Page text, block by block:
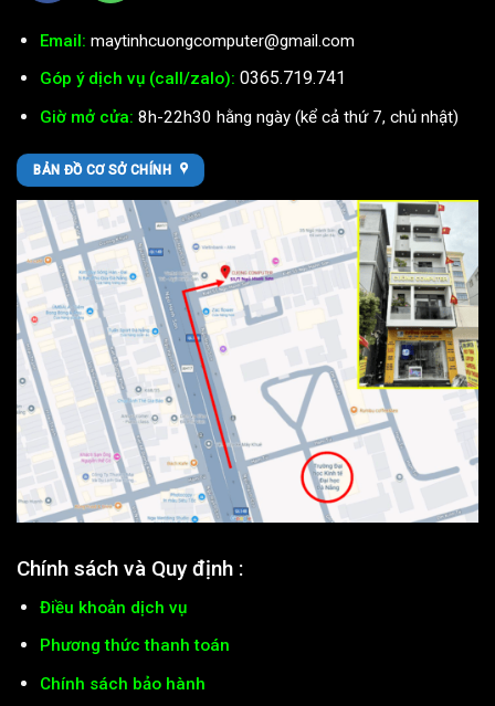
Email: maytinhcuongcomputer@gmail.com
Góp ý dịch vụ (call/zalo): 0365.719.741
Giờ mở cửa: 8h-22h30 hằng ngày (kể cả thứ 7, chủ nhật)
BẢN ĐỒ CƠ SỞ CHÍNH
Chính sách và Quy định :
Điều khoản dịch vụ
Phương thức thanh toán
Chính sách bảo hành